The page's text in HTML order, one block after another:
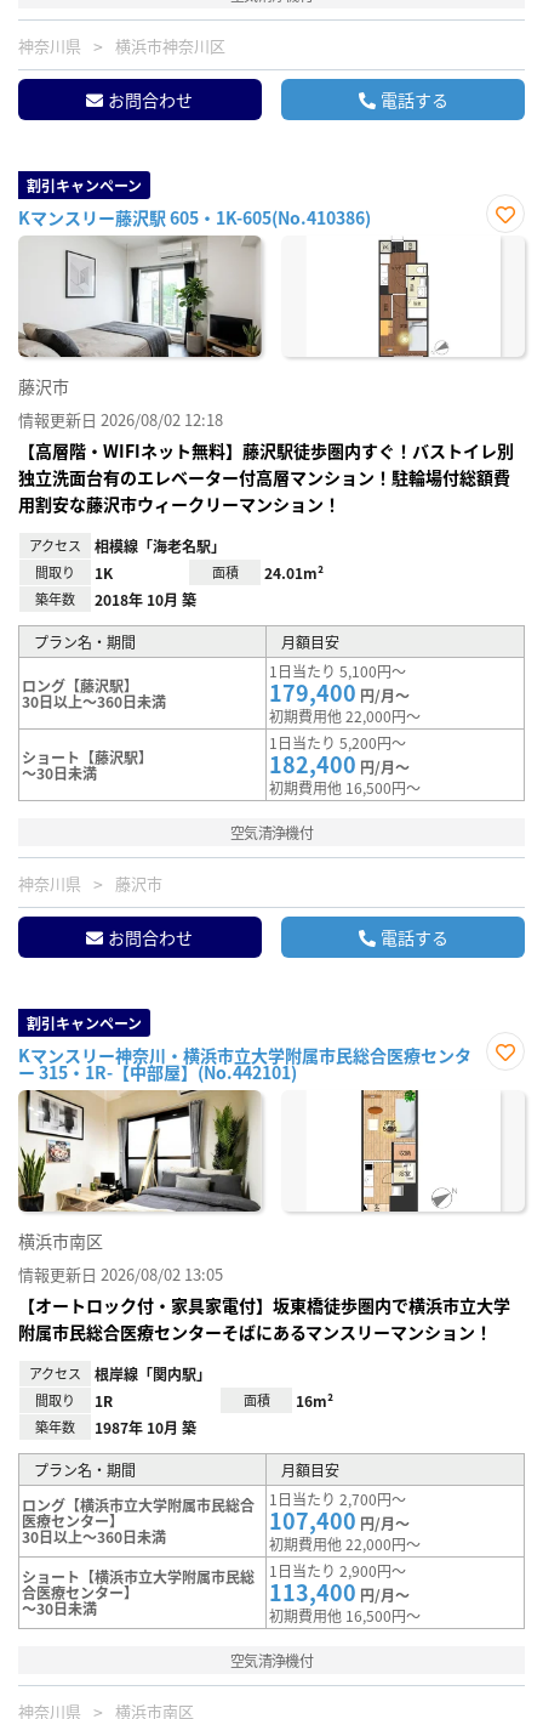
神奈川県 横浜市神奈川区
お問合わせ 電話する
割引キャンペーン
Kマンスリー藤沢駅 605・1K-605(No.410386)
お気
藤沢市
情報更新日 2026/08/02 12:18
【高層階・WIFIネット無料】藤沢駅徒歩圏内すぐ！バストイレ別
独立洗面台有のエレベーター付高層マンション！駐輪場付総額費
用割安な藤沢市ウィークリーマンション！
アクセス 相模線「海老名駅」
間取り 1K 面積 24.01m²
築年数 2018年 10月 築
プラン名・期間 月額目安
ロング【藤沢駅】
30日以上～360日未満
1日当たり 5,100円～
179,400 円/月～
初期費用他 22,000円～
ショート【藤沢駅】
～30日未満
1日当たり 5,200円～
182,400 円/月～
初期費用他 16,500円～
空気清浄機付
神奈川県 藤沢市
お問合わせ 電話する
割引キャンペーン
Kマンスリー神奈川・横浜市立大学附属市民総合医療センタ
ー 315・1R-【中部屋】(No.442101)
に入
横浜市南区
情報更新日 2026/08/02 13:05
【オートロック付・家具家電付】坂東橋徒歩圏内で横浜市立大学
附属市民総合医療センターそばにあるマンスリーマンション！
アクセス 根岸線「関内駅」
間取り 1R 面積 16m²
築年数 1987年 10月 築
プラン名・期間
月額目安
ロング【横浜市立大学附属市民総合
医療センター】
30日以上～360日未満
1日当たり 2,700円～
107,400 円/月～
初期費用他 22,000円～
ショート【横浜市立大学附属市民総
合医療センター】
～30日未満
1日当たり 2,900円～
113,400 円/月～
初期費用他 16,500円～
空気清浄機付
神奈川県 横浜市南区